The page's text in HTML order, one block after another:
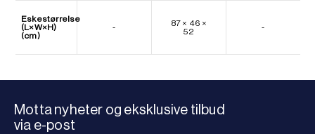
Eskestørrelse
(L×W×H)
(cm)
-
87 × 46 ×
52
-
Motta nyheter og eksklusive tilbud
via e-post